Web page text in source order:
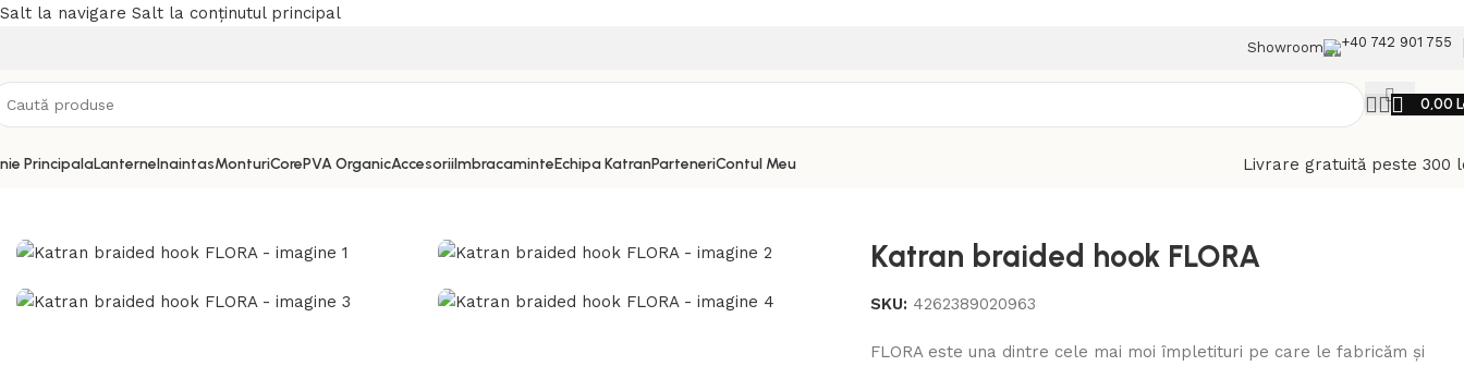
Salt la navigare Salt la conținutul principal
Showroom +40 742 901 755
0,00
PrincipalaLanterneInaintasMonturiCorePVA OrganicAccesoriiImbracaminteEchipa KatranParteneriContul Meu
Livrare gratuită peste 300
Katran braided hook FLORA
SKU: 4262389020963
FLORA este una dintre cele mai moi împletituri pe care le fabricăm și